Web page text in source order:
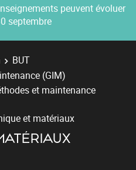
peuvent évoluer
septembre
BUT
(GIM)
et maintenance
et matériaux